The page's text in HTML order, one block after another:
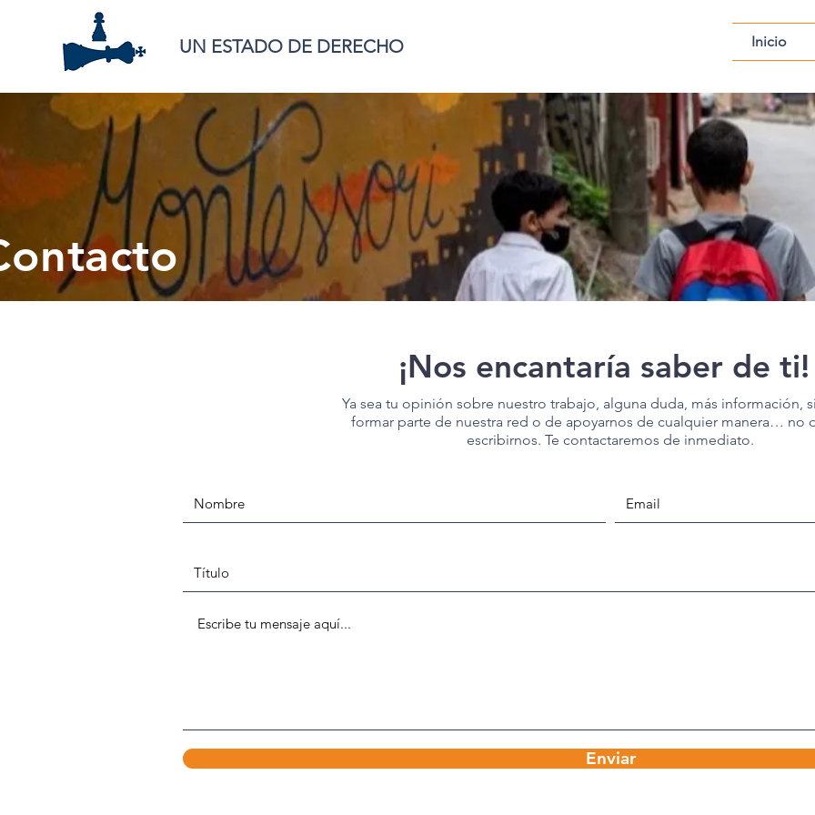
UN ESTADO DE DERECHO Inicio
Ya sea tu opinión sobre nuestro trabajo, alguna duda, más información,
formar parte de nuestra red o de apoyarnos de cualquier manera… no
escribirnos. Te contactaremos de inmediato.
Enviar
¡Nos encantaría saber de ti!